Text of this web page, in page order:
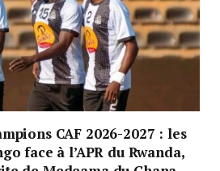
CAF 2026-2027 : les
face à l’APR du Rwanda,